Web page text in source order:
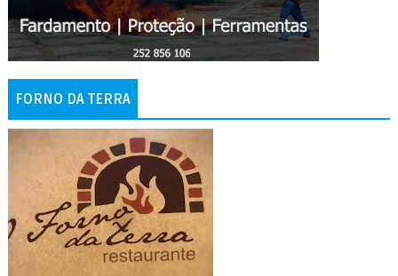
FORNO DA TERRA